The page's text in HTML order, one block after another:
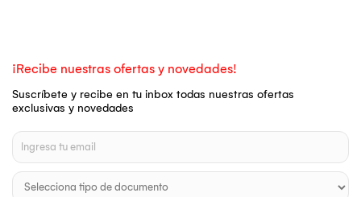
¡Recibe nuestras ofertas y novedades!
Suscríbete y recibe en tu inbox todas nuestras ofertas
exclusivas y novedades